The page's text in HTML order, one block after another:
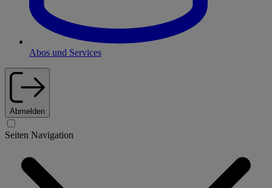
Abos und Services
Abmelden
Seiten Navigation